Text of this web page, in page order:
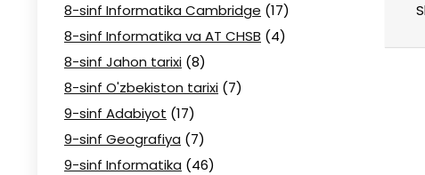
8-sinf Informatika Cambridge (17)
8-sinf Informatika va AT CHSB (4)
8-sinf Jahon tarixi (8)
8-sinf O'zbekiston tarixi (7)
9-sinf Adabiyot (17)
9-sinf Geografiya (7)
9-sinf Informatika (46)